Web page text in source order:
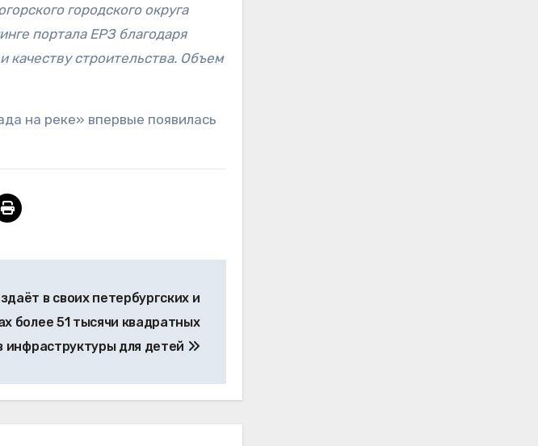
городского округа
портала ЕРЗ благодаря
качеству строительства. Объем
на реке» впервые появилась
в своих петербургских и
более 51 тысячи квадратных
инфраструктуры для детей